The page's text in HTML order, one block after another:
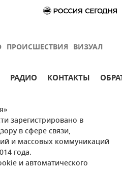
ПРОИСШЕСТВИЯ ВИЗУАЛ
РАДИО КОНТАКТЫ
зарегистрировано в
в сфере связи,
и массовых коммуникаций
года.
и автоматического